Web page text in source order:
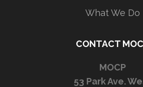
What We Do
CONTACT
MOCP
53 Park Ave.